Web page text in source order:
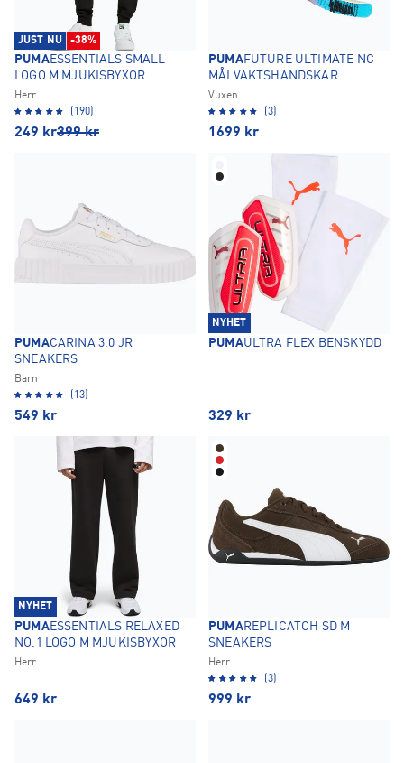
JUST NU -38%
PUMAESSENTIALS SMALL
LOGO M MJUKISBYXOR
Herr
(190)
249 kr399 kr
PUMAFUTURE ULTIMATE NC
MÅLVAKTSHANDSKAR
Vuxen
(3)
1699 kr
PUMACARINA 3.0 JR
SNEAKERS
Barn
(13)
549 kr
NYHET
PUMAULTRA FLEX BENSKYDD
329 kr
NYHET
PUMAESSENTIALS RELAXED
NO.1 LOGO M MJUKISBYXOR
Herr
649 kr
PUMAREPLICATCH SD M
SNEAKERS
Herr
(3)
999 kr